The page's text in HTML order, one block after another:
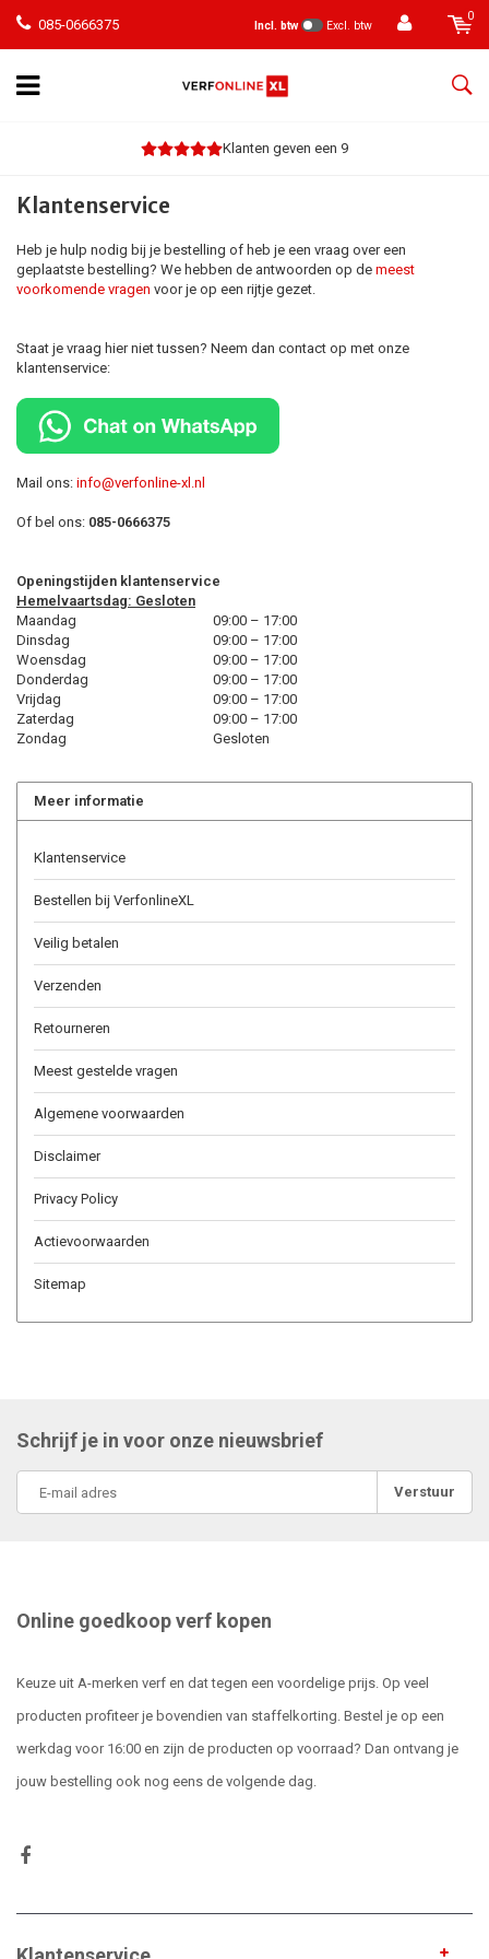
085-0666375 Incl. btw Excl. btw
0
Klanten geven een 9
Klantenservice
Heb je hulp nodig bij je bestelling of heb je een vraag over een
geplaatste bestelling? We hebben de antwoorden op de meest
voorkomende vragen voor je op een rijtje gezet.
Staat je vraag hier niet tussen? Neem dan contact op met onze
klantenservice:
Mail ons: info@verfonline-xl.nl
Of bel ons: 085-0666375
Openingstijden klantenservice
Hemelvaartsdag: Gesloten
Maandag
09:00 – 17:00
Dinsdag
09:00 – 17:00
Woensdag
09:00 – 17:00
Donderdag
09:00 – 17:00
Vrijdag
09:00 – 17:00
Zaterdag
09:00 – 17:00
Zondag
Gesloten
Meer informatie
Klantenservice
Bestellen bij VerfonlineXL
Veilig betalen
Verzenden
Retourneren
Meest gestelde vragen
Algemene voorwaarden
Disclaimer
Privacy Policy
Actievoorwaarden
Sitemap
Schrijf je in voor onze nieuwsbrief
Verstuur
Online goedkoop verf kopen
Keuze uit A-merken verf en dat tegen een voordelige prijs. Op veel
producten profiteer je bovendien van staffelkorting. Bestel je op een
werkdag voor 16:00 en zijn de producten op voorraad? Dan ontvang je
jouw bestelling ook nog eens de volgende dag.